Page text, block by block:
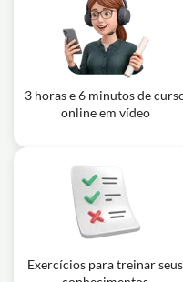
3 horas e 6 minutos de
online em vídeo
Exercícios para treinar seus